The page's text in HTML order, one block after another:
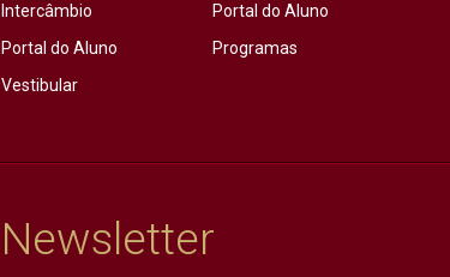
Intercâmbio
Portal do Aluno
Vestibular
Portal do Aluno
Programas
Newsletter